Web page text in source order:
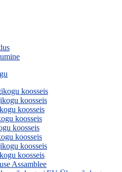
koosseis
koosseis
koosseis
koosseis
koosseis
koosseis
koosseis
koosseis
Assamblee